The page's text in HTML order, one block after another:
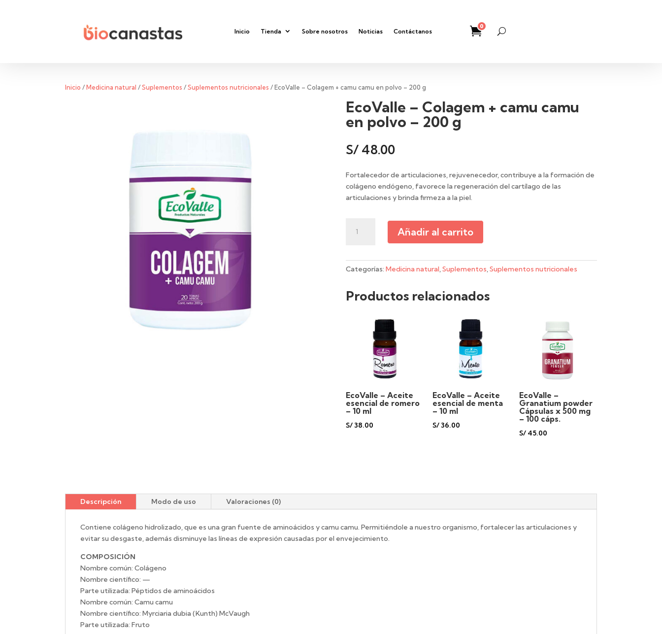
Inicio Tienda Sobre nosotros Noticias Contáctanos
0
Inicio /Medicina natural /Suplementos /Suplementos nutricionales / EcoValle – Colagem + camu camu en polvo – 200 g
EcoValle – Colagem + camu camu
en polvo – 200 g
S/48.00
Fortalecedor de articulaciones, rejuvenecedor, contribuye a la formación de
colágeno endógeno, favorece la regeneración del cartílago de las
articulaciones y brinda firmeza a la piel.
camu
en
polvo
cantidad
Añadir al carrito
Categorías: Medicina natural,Suplementos,Suplementos nutricionales
Productos relacionados
EcoValle – Aceite
esencial de romero
– 10 ml
S/38.00
EcoValle – Aceite
esencial de menta
– 10 ml
S/36.00
EcoValle –
Granatium powder
Cápsulas x 500 mg
– 100 cáps.
S/ 45.00
Descripción Modo de uso Valoraciones (0)
Contiene colágeno hidrolizado, que es una gran fuente de aminoácidos y camu camu. Permitiéndole a nuestro organismo, fortalecer las articulaciones y
evitar su desgaste, además disminuye las líneas de expresión causadas por el envejecimiento.
COMPOSICIÓN
Nombre común: Colágeno
Nombre científico: —
Parte utilizada: Péptidos de aminoácidos
Nombre común: Camu camu
Nombre científico: Myrciaria dubia (Kunth) McVaugh
Parte utilizada: Fruto